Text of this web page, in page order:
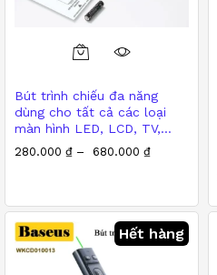
Bút trình chiếu đa năng
dùng cho tất cả các loại
màn hình LED, LCD, TV,
Màn Chiếu
280.000 ₫ – 680.000 ₫
Hết hàng